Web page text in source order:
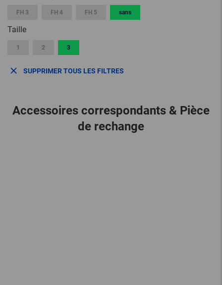
FH 3 FH 4 FH 5 sans
Taille
1 2 3
SUPPRIMER TOUS LES FILTRES
Accessoires correspondants & Pièce
de rechange